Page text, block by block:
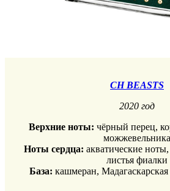
CH BEASTS
2020 год
Верхние ноты: чёрный перец,
можжевельника
Ноты сердца: акватические
листья фиалки
База: кашмеран,